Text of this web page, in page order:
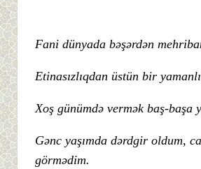
Fani dünyada bəşərdən
Etinasızlıqdan üstün bir
Xoş günümdə vermək baş-başa
Gənc yaşımda dərdgir oldum,
görmədim.